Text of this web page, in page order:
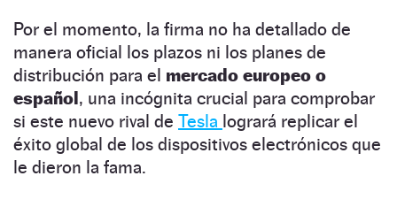
Por el momento, la firma no ha detallado de
manera oficial los plazos ni los planes de
distribución para el mercado europeo o
español, una incógnita crucial para comprobar
si este nuevo rival de Tesla logrará replicar el
éxito global de los dispositivos electrónicos que
le dieron la fama.